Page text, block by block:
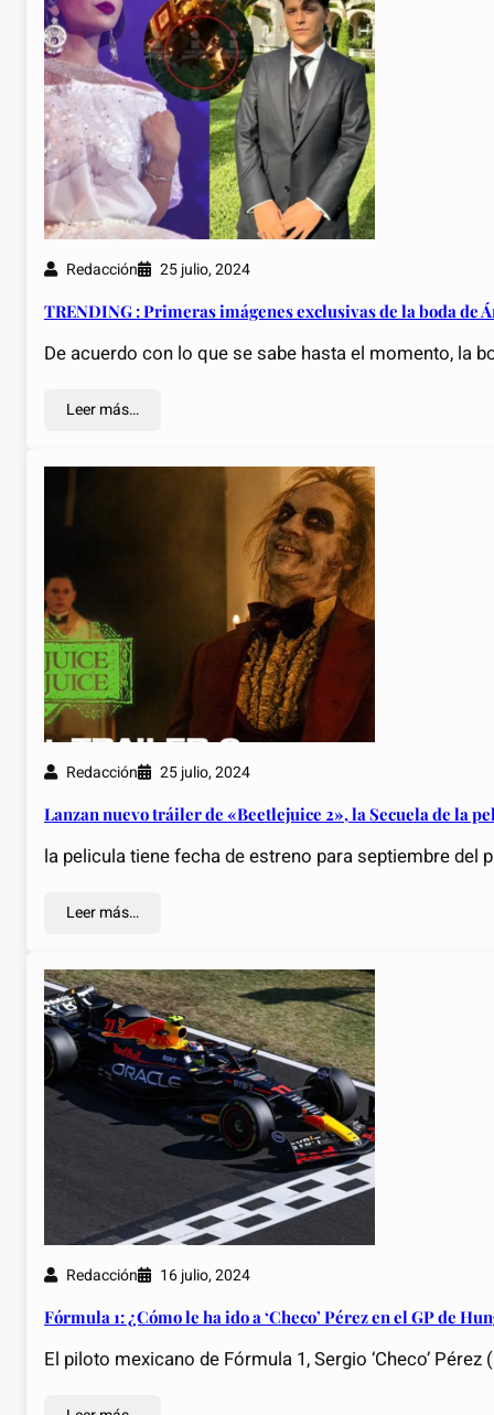
Redacción 25 julio, 2024
TRENDING : Primeras imágenes exclusivas de la boda de
De acuerdo con lo que se sabe hasta el momento, la
Leer más…
Redacción 25 julio, 2024
Lanzan nuevo tráiler de «Beetlejuice 2», la Secuela de la
la pelicula tiene fecha de estreno para septiembre
Leer más…
Redacción 16 julio, 2024
Fórmula 1: ¿Cómo le ha ido a ‘Checo’ Pérez en el GP de
El piloto mexicano de Fórmula 1, Sergio ‘Checo’